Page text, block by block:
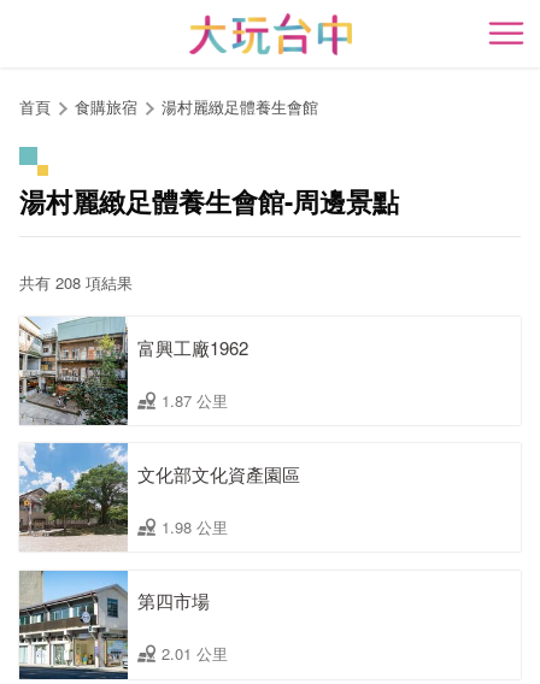
開
首頁 食購旅宿 湯村麗緻足體養生會館
湯村麗緻足體養生會館-周邊景點
共有 208 項結果
富興工廠1962
1.87 公里
文化部文化資產園區
1.98 公里
第四市場
2.01 公里